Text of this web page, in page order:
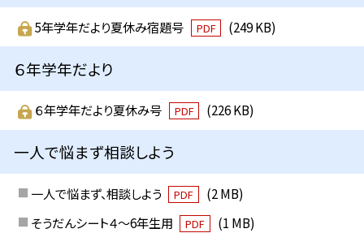
5年学年だより夏休み宿題号 PDF (249 KB)
６年学年だより
６年学年だより夏休み号 PDF (226 KB)
一人で悩まず相談しよう
一人で悩まず、相談しよう PDF
(2 MB)
そうだんシート４～6年生用
PDF
(1 MB)